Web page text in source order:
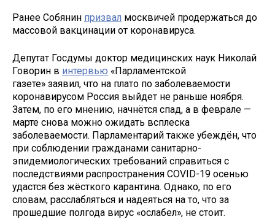
Ранее Собянин призвал москвичей продержаться до
массовой вакцинации от коронавируса.
Депутат Госдумы доктор медицинских наук Николай
Говорин в интервью «Парламентской
газете» заявил, что на плато по заболеваемости
коронавирусом Россия выйдет не раньше ноября.
Затем, по его мнению, начнётся спад, а в феврале —
марте снова можно ожидать всплеска
заболеваемости. Парламентарий также убеждён, что
при соблюдении гражданами санитарно-
эпидемиологических требований справиться с
последствиями распространения COVID-19 осенью
удастся без жёсткого карантина. Однако, по его
словам, расслабляться и надеяться на то, что за
прошедшие полгода вирус «ослабел», не стоит.